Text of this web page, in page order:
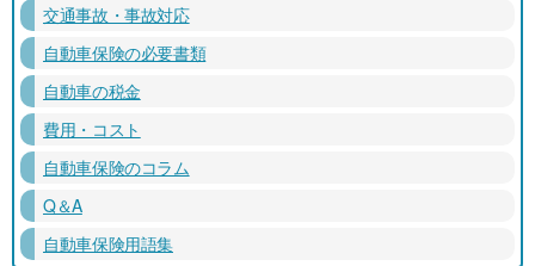
交通事故・事故対応
自動車保険の必要書類
自動車の税金
費用・コスト
自動車保険のコラム
Q＆A
自動車保険用語集